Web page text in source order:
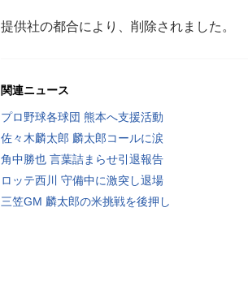
提供社の都合により、削除されました。
関連ニュース
プロ野球各球団 熊本へ支援活動
佐々木麟太郎 麟太郎コールに涙
角中勝也 言葉詰まらせ引退報告
ロッテ西川 守備中に激突し退場
三笠GM 麟太郎の米挑戦を後押し